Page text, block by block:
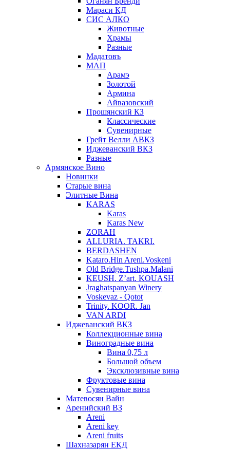
Мараси КД
СИС АЛКО
Животные
Храмы
Разные
Мадатовъ
МАП
Арамэ
Золотой
Армина
Айвазовский
Прошянский КЗ
Классические
Сувенирные
Грейт Велли АВКЗ
Иджеванский ВКЗ
Разные
Армянское Вино
Новинки
Старые вина
Элитные Вина
KARAS
Karas
Karas New
ZORAH
ALLURIA. TAKRI.
BERDASHEN
Kataro.Hin Areni.Voskeni
Old Bridge.Tushpa.Malani
KEUSH. Z’art. KOUASH
Jraghatspanyan Winery
Voskevaz - Qotot
Trinity. KOOR. Jan
VAN ARDI
Иджеванский ВКЗ
Коллекционные вина
Виноградные вина
Вина 0,75 л
Большой объем
Эксклюзивные вина
Фруктовые вина
Cувенирные вина
Матевосян Вайн
Аренийский ВЗ
Areni
Areni key
Areni fruits
Шахназарян ЕКД